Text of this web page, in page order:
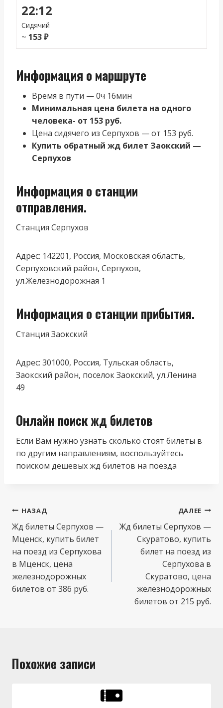
22:12
Сидячий
~ 153 ₽
Информация о маршруте
Время в пути — 0ч 16мин
Минимальная цена билета на одного
человека- от 153 руб.
Цена сидячего из Серпухов — от 153 руб.
Купить обратный жд билет Заокский —
Серпухов
Информация о станции
отправления.
Станция Серпухов
Адрес: 142201, Россия, Московская область,
Серпуховский район, Серпухов,
ул.Железнодорожная 1
Информация о станции прибытия.
Станция Заокский
Адрес: 301000, Россия, Тульская область,
Заокский район, поселок Заокский, ул.Ленина
49
Онлайн поиск жд билетов
Если Вам нужно узнать сколько стоят билеты в
по другим направлениям, воспользуйтесь
поиском дешевых жд билетов на поезда
Навигация
по
записям
НАЗАД
Жд билеты Серпухов —
Мценск, купить билет
на поезд из Серпухова
в Мценск, цена
железнодорожных
билетов от 386 руб.
ДАЛЕЕ
Жд билеты Серпухов —
Скуратово, купить
билет на поезд из
Серпухова в
Скуратово, цена
железнодорожных
билетов от 215 руб.
Похожие записи